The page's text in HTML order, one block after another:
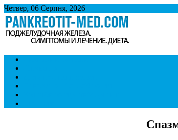
Четвер, 06 Серпня, 2026
Панкреатит
Підшлункова залоза. Симптоми і лікування